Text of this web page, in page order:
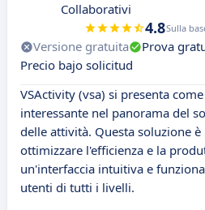
Collaborativi
4.8Sulla
Versione gratuita Prova
Precio bajo solicitud
VSActivity (vsa) si presenta
interessante nel panorama del
delle attività. Questa soluzione
ottimizzare l'efficienza e la
un'interfaccia intuitiva e
utenti di tutti i livelli.